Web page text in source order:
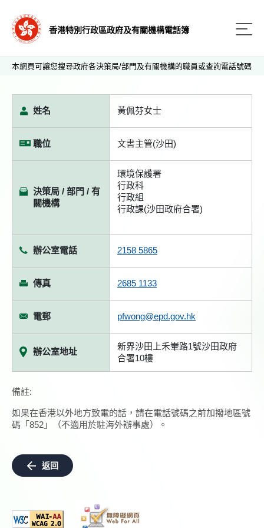
香港特別行政區政府及有關機構電話簿
本網頁可讓您搜尋政府各決策局/部門及有關機構的職員或查詢電話號碼
姓名 黃佩芬女士
職位 文書主管(沙田)
決策局 / 部門 / 有
關機構
環境保護署
行政科
行政組
行政課(沙田政府合署)
辦公室電話 2158 5865
傳真 2685 1133
電郵 pfwong@epd.gov.hk
辦公室地址
新界沙田上禾輋路1號沙田政府
合署10樓
備註:
如果在香港以外地方致電的話，請在電話號碼之前加撥地區號
碼「852」（不適用於駐海外辦事處）。
返回